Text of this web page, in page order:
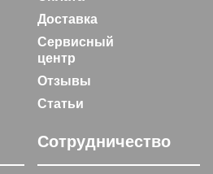
Доставка
Сервисный
центр
Отзывы
Статьи
Сотрудничество